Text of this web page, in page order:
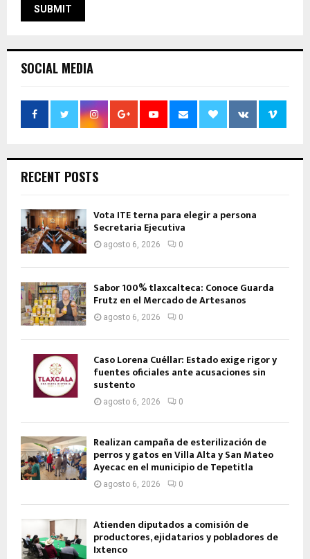
SOCIAL MEDIA
RECENT POSTS
Vota ITE terna para elegir a persona
Secretaria Ejecutiva
agosto 6, 2026 0
Sabor 100% tlaxcalteca: Conoce Guarda
Frutz en el Mercado de Artesanos
agosto 6, 2026 0
Caso Lorena Cuéllar: Estado exige rigor y
fuentes oficiales ante acusaciones sin
sustento
agosto 6, 2026 0
Realizan campaña de esterilización de
perros y gatos en Villa Alta y San Mateo
Ayecac en el municipio de Tepetitla
agosto 6, 2026 0
Atienden diputados a comisión de
productores, ejidatarios y pobladores de
Ixtenco